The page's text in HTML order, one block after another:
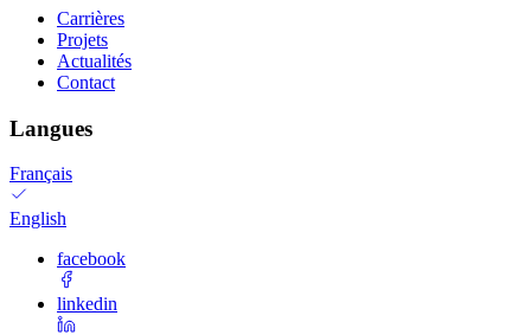
Carrières
Projets
Actualités
Contact
Langues
Français
English
facebook
linkedin